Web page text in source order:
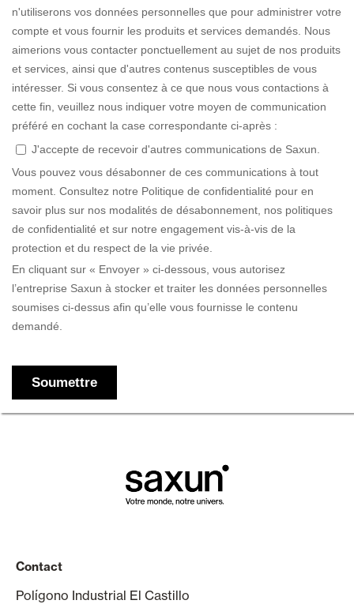
Contact
Polígono Industrial El Castillo